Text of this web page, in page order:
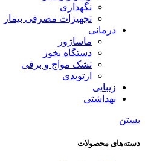
نگهداری
تجهیزات مصرفی بیمار
درمانی
ماساژور
دستگاه بخور
تشک مواج و برقی
ارتوپدی
زیبایی
بهداشتی
بستن
دسته‌های محصولات